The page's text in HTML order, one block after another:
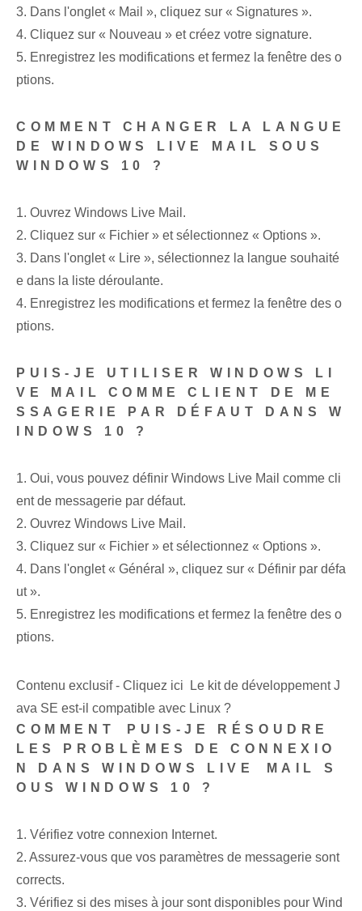
3. Dans l'onglet « Mail », cliquez sur « Signatures ».
4. Cliquez​ sur « Nouveau » et créez votre signature.
5. Enregistrez les modifications et fermez la fenêtre des o
ptions.
COMMENT CHANGER LA LANGUE
DE WINDOWS LIVE MAIL SOUS
WINDOWS 10 ?
1. Ouvrez Windows Live Mail.
2. ‌Cliquez‌ sur « Fichier » et⁣ sélectionnez « Options ».
3. Dans l'onglet « Lire », sélectionnez la langue souhaité
e dans la liste déroulante.
4. Enregistrez les modifications⁢ et fermez la fenêtre des o
ptions.
PUIS-JE UTILISER WINDOWS LI
VE MAIL COMME CLIENT DE ME
SSAGERIE PAR DÉFAUT DANS W
INDOWS 10 ?
1. Oui, vous pouvez définir Windows Live Mail comme cli
ent de messagerie par défaut.
2. Ouvrez Windows Live Mail.
3. Cliquez sur « Fichier » et sélectionnez « Options ».
4. Dans l'onglet « Général », cliquez sur « Définir par défa
ut ».
5. Enregistrez les modifications et fermez la fenêtre des o
ptions.
Contenu exclusif - Cliquez ici Le kit de développement J
ava SE est-il compatible avec Linux ?
COMMENT⁢ PUIS-JE RÉSOUDRE
LES PROBLÈMES DE CONNEXIO
N DANS WINDOWS LIVE⁤ MAIL S
OUS WINDOWS 10 ?
1. Vérifiez votre connexion Internet.
2. Assurez-vous que vos paramètres de messagerie sont
corrects.
3. Vérifiez si des mises à jour sont disponibles pour Wind